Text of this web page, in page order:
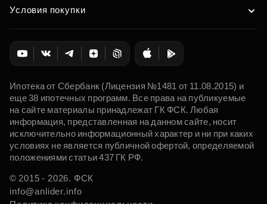
Условия покупки
Ипотека от Сбербанк (Лицензия №1481 от 11.08.2015) и
еще 38 ипотечных программ. Все права на публикуемые
на сайте материалы принадлежат ГК ФСК. Любая
информация, представленная на данном сайте, носит
исключительно информационный характер и ни при каких
условиях не является публичной офертой, определяемой
положениями статьи 437 ГК РФ.
© 2015 - 2026. ФСК
info@anlider.info